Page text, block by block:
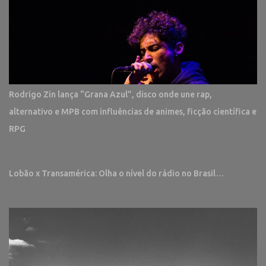
Rodrigo Zin lança “Grana Azul”, disco onde une rap,
alternativo e MPB com influências de animes, ficção científica e
RPG
Lobão x Transamérica: Olha o nível do rádio no Brasil…